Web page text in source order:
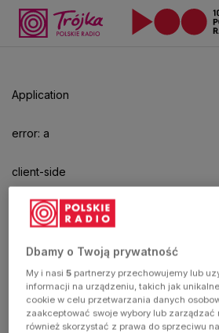
Application
error: a
client-side
exception
has
occurred
(see the
aby
odtwarzać.
Dbamy o Twoją prywatność
My i nasi5 partnerzy przechowujemy lub
informacji na urządzeniu, takich jak
cookie w celu przetwarzania danych
zaakceptować swoje wybory lub zarządzać
również skorzystać z prawa do sprzeciwu